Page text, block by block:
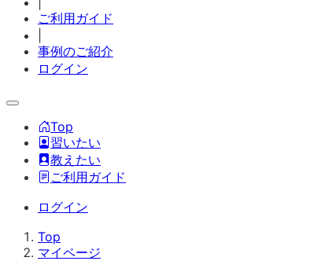
ご利用ガイド
事例のご紹介
ログイン
Top
習いたい
教えたい
ご利用ガイド
ログイン
Top
マイページ